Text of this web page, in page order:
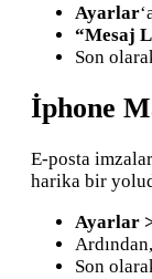
Ayarlar
“Mesaj
Son
İphone
E-posta
harika bir
Ayarlar
Ardından,
Son